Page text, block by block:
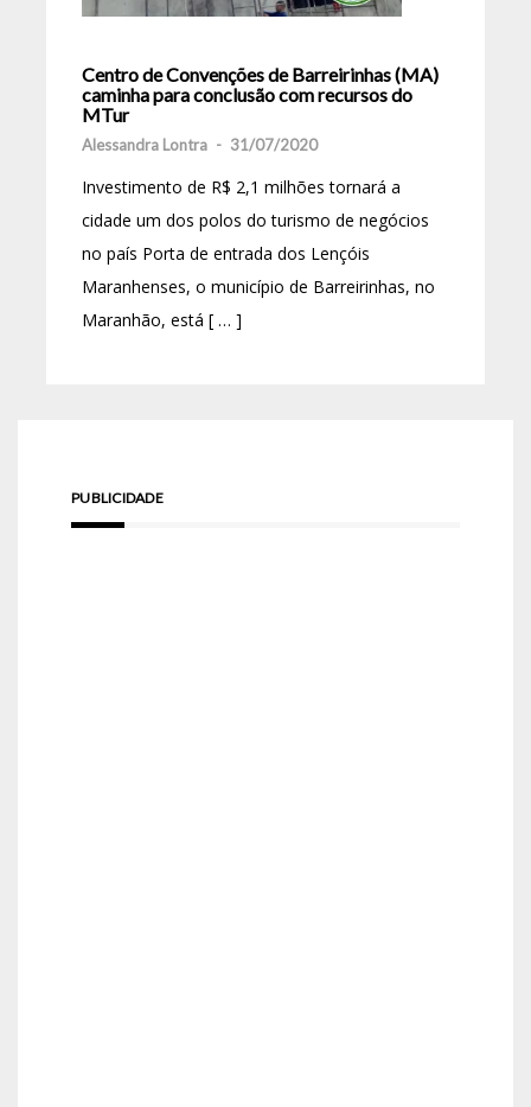
Centro de Convenções de Barreirinhas (MA)
caminha para conclusão com recursos do
MTur
Alessandra Lontra - 31/07/2020
Investimento de R$ 2,1 milhões tornará a
cidade um dos polos do turismo de negócios
no país Porta de entrada dos Lençóis
Maranhenses, o município de Barreirinhas, no
Maranhão, está [ … ]
PUBLICIDADE